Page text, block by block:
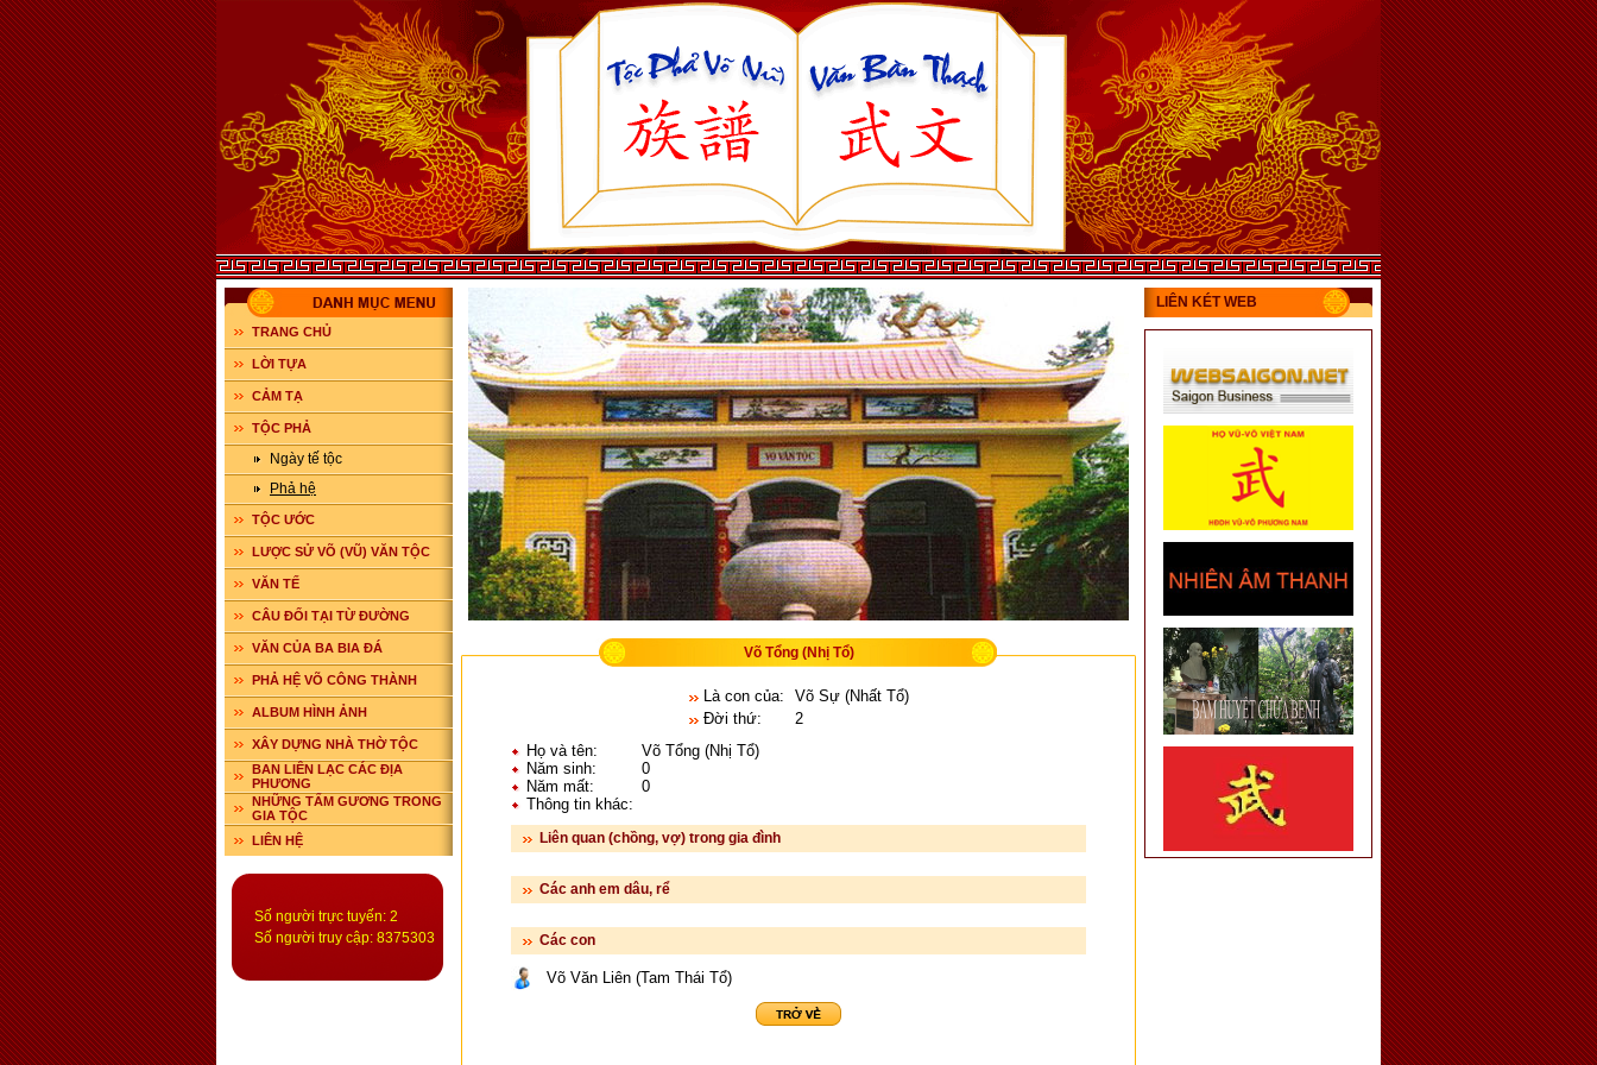
TRANG CHỦ
LỜI TỰA
CẢM TẠ
TỘC PHẢ
Ngày tế tộc
Phả hệ
TỘC ƯỚC
LƯỢC SỬ VÕ (VŨ) VĂN TỘC
VĂN TẾ
CÂU ĐỐI TẠI TỪ ĐƯỜNG
VĂN CỦA BA BIA ĐÁ
PHẢ HỆ VÕ CÔNG THÀNH
ALBUM HÌNH ẢNH
XÂY DỰNG NHÀ THỜ TỘC
BAN LIÊN LẠC CÁC ĐỊA
PHƯƠNG
NHỮNG TẤM GƯƠNG TRONG
GIA TỘC
LIÊN HỆ
Số người trực tuyến: 2
Số người truy cập: 8375303
Võ Tổng (Nhị Tổ)
Là con của:
Võ Sự (Nhất Tổ)
Đời thứ:
2
Họ và tên:
Võ Tổng (Nhị Tổ)
Năm sinh:
0
Năm mất:
0
Thông tin khác:
Liên quan (chồng, vợ) trong gia đình
Các anh em dâu, rể
Các con
Võ Văn Liên (Tam Thái Tổ)
LIÊN KÉT WEB